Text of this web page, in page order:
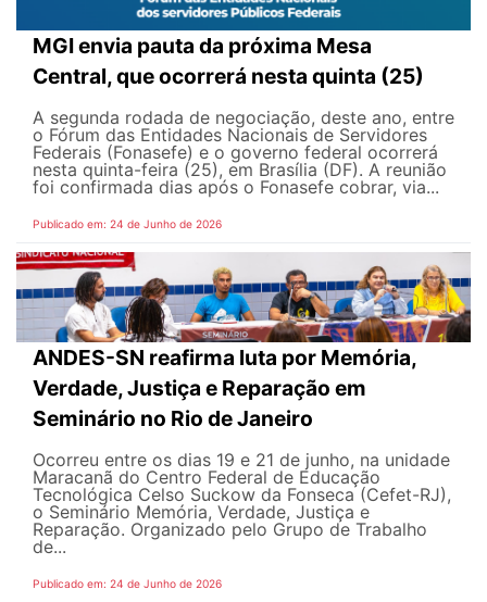
MGI envia pauta da próxima Mesa
Central, que ocorrerá nesta quinta (25)
A segunda rodada de negociação, deste ano, entre
o Fórum das Entidades Nacionais de Servidores
Federais (Fonasefe) e o governo federal ocorrerá
nesta quinta-feira (25), em Brasília (DF). A reunião
foi confirmada dias após o Fonasefe cobrar, via...
Publicado em: 24 de Junho de 2026
ANDES-SN reafirma luta por Memória,
Verdade, Justiça e Reparação em
Seminário no Rio de Janeiro
Ocorreu entre os dias 19 e 21 de junho, na unidade
Maracanã do Centro Federal de Educação
Tecnológica Celso Suckow da Fonseca (Cefet-RJ),
o Seminário Memória, Verdade, Justiça e
Reparação. Organizado pelo Grupo de Trabalho
de...
Publicado em: 24 de Junho de 2026